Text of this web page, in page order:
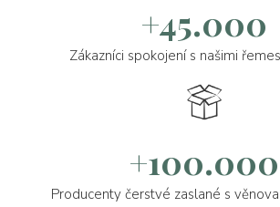
+45.000
Zákazníci spokojení s našimi
+100.000
Producenty čerstvé zaslané s